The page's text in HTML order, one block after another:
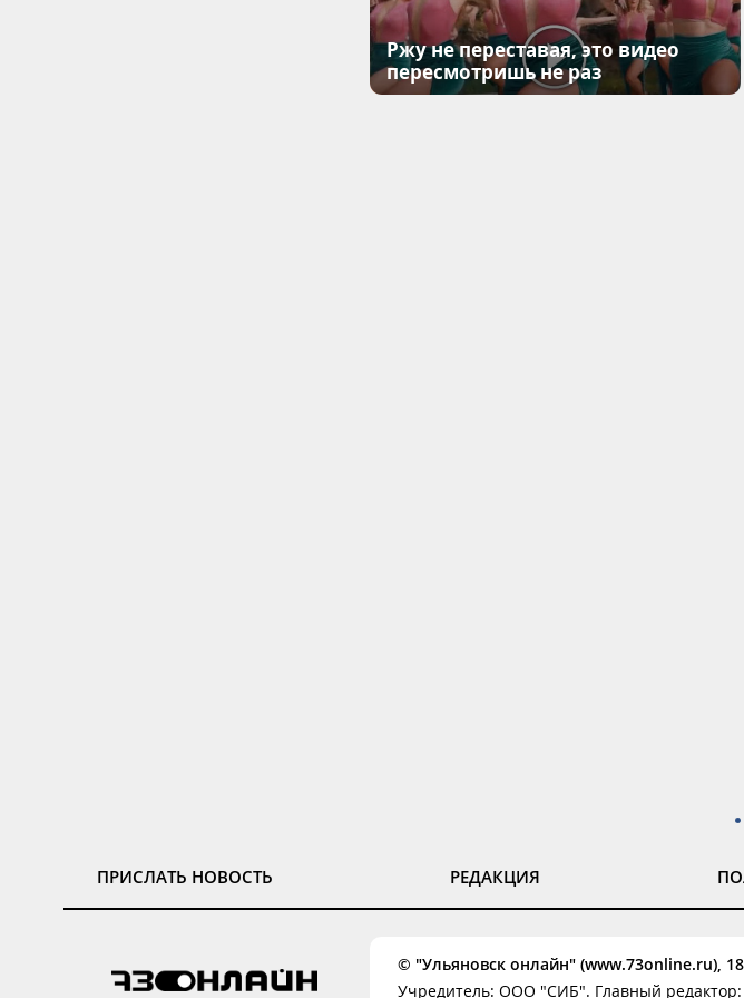
Ржу не переставая, это видео
пересмотришь не раз
ПРИСЛАТЬ НОВОСТЬ РЕДАКЦИЯ
© "Ульяновск онлайн" (www.73online.ru),
Учредитель: ООО "СИБ". Главный редактор: